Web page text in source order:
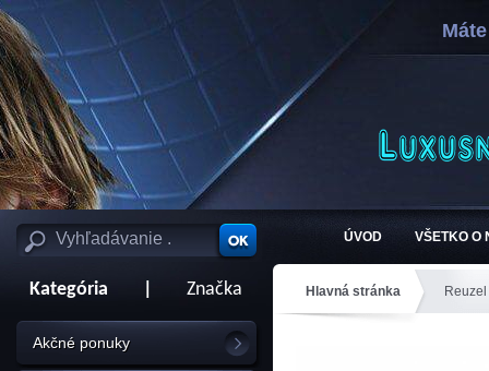
ÚVOD VŠETKO O
Kategória Značka
Akčné ponuky
Hlavná stránka Reuzel